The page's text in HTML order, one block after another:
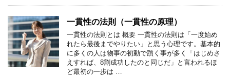
一貫性の法則（一貫性の原理）
一貫性の法則とは 概要 一貫性の法則は「一度始め
れたら最後までやりたい」と思う心理です。基本的
に多くの人は物事の初動で躓く事が多く「はじめさ
えすれば、8割成功したのと同じだ」と言われるほ
ど最初の一歩は …